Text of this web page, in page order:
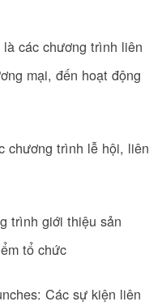
các chương trình liên
mại, đến hoạt động
chương trình lễ hội, liên
trình giới thiệu sản
tổ chức
Các sự kiện liên